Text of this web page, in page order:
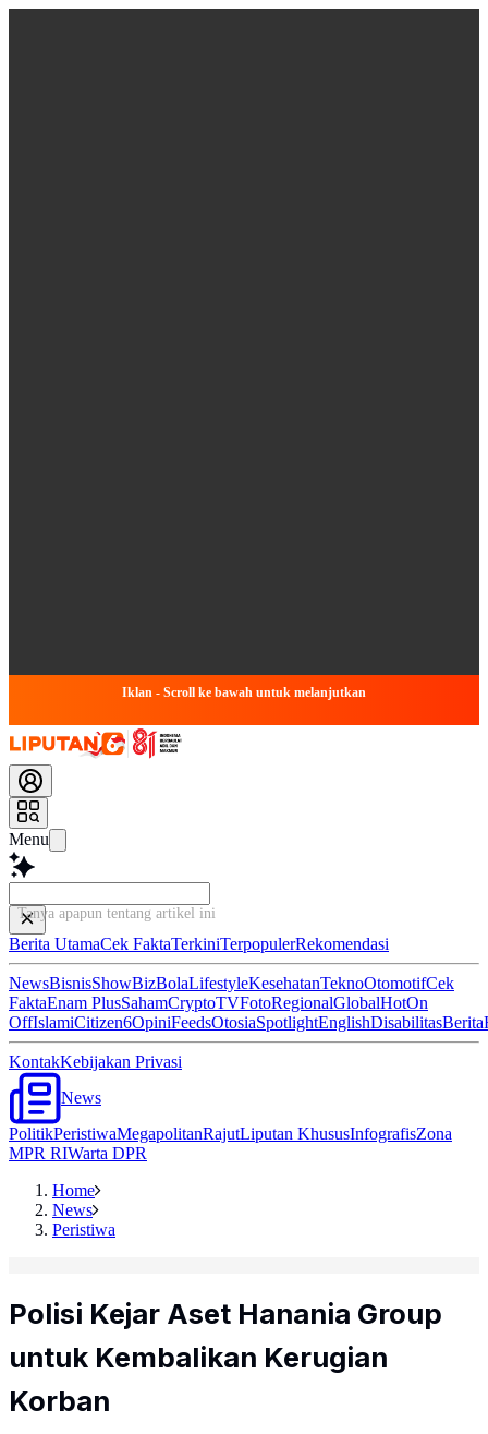
Iklan - Scroll ke bawah untuk melanjutkan
Menu
Tanya apapun tentang artikel ini...
Berita UtamaCek FaktaTerkiniTerpopulerRekomendasi
NewsBisnisShowBizBolaLifestyleKesehatanTeknoOtomotifCek
FaktaEnam PlusSahamCryptoTVFotoRegionalGlobalHotOn
OffIslamiCitizen6OpiniFeedsOtosiaSpotlightEnglishDisabilitasBerita
KontakKebijakan Privasi
News
PolitikPeristiwaMegapolitanRajutLiputan KhususInfografisZona
MPR RIWarta DPR
Home
News
Peristiwa
Polisi Kejar Aset Hanania Group
untuk Kembalikan Kerugian
Korban